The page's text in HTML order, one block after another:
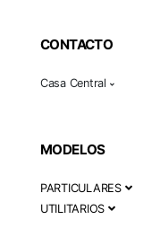
CONTACTO
Casa Central
MODELOS
PARTICULARES
UTILITARIOS